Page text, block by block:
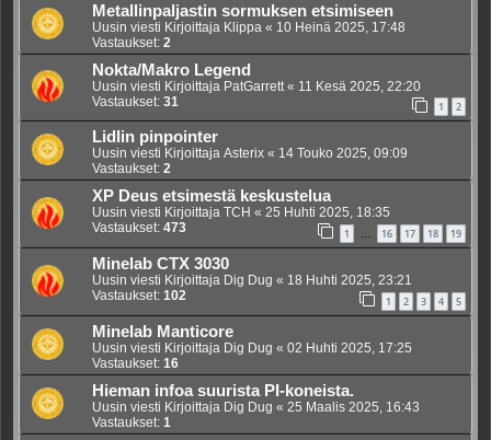
Metallinpaljastin sormuksen etsimiseen
Uusin viesti Kirjoittaja Klippa « 10 Heinä 2025, 17:48
Vastaukset: 2
Nokta/Makro Legend
Uusin viesti Kirjoittaja PatGarrett « 11 Kesä 2025, 22:20
Vastaukset: 31 1 2
Lidlin pinpointer
Uusin viesti Kirjoittaja Asterix « 14 Touko 2025, 09:09
Vastaukset: 2
XP Deus etsimestä keskustelua
Uusin viesti Kirjoittaja TCH « 25 Huhti 2025, 18:35
Vastaukset: 473 1 … 16 17 18 19
Minelab CTX 3030
Uusin viesti Kirjoittaja Dig Dug « 18 Huhti 2025, 23:21
Vastaukset: 102 1 2 3 4 5
Minelab Manticore
Uusin viesti Kirjoittaja Dig Dug « 02 Huhti 2025, 17:25
Vastaukset: 16
Hieman infoa suurista PI-koneista.
Uusin viesti Kirjoittaja Dig Dug « 25 Maalis 2025, 16:43
Vastaukset: 1